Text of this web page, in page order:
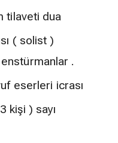
tilaveti dua
( solist )
.
eserleri icrası
kişi ) sayı